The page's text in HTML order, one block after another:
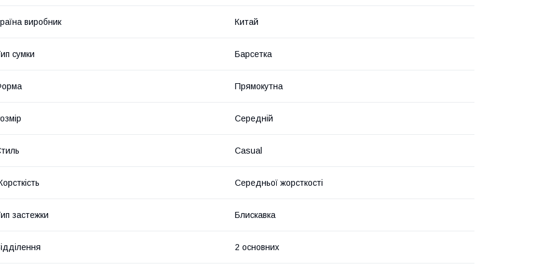
виробник Китай
сумки Барсетка
Прямокутна
Середній
Casual
Середньої жорсткості
застежки Блискавка
2 основних